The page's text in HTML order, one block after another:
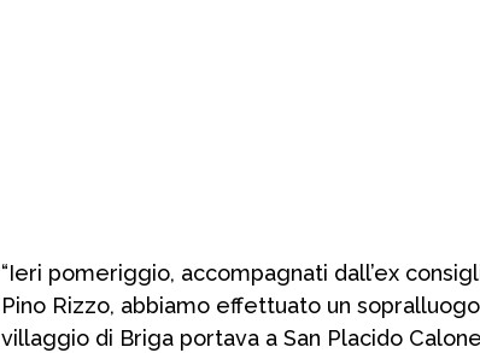
“Ieri pomeriggio, accompagnati dall’ex
Pino Rizzo, abbiamo effettuato un
villaggio di Briga portava a San Placido